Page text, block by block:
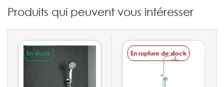
Produits qui peuvent vous intéresser
En stock En rupture de stock